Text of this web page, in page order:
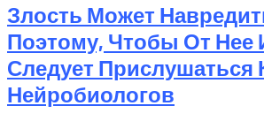
Злость Может
Поэтому, Чтобы От Нее
Следует Прислушаться
Нейробиологов